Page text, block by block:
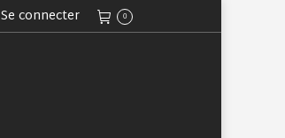
Se connecter 0
CONTACTEZ-NOUS